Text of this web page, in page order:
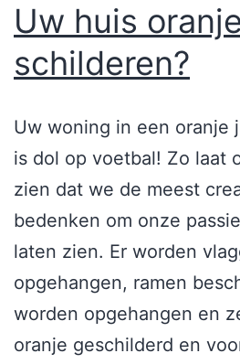
Uw huis
schilderen?
Uw woning in een oranje
is dol op voetbal! Zo laat
zien dat we de meest
bedenken om onze
laten zien. Er worden
opgehangen, ramen
worden opgehangen en
oranje geschilderd en